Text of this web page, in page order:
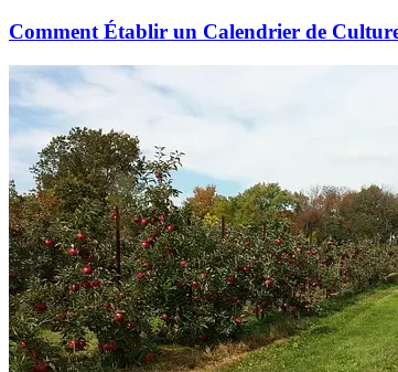
Comment Établir un Calendrier de